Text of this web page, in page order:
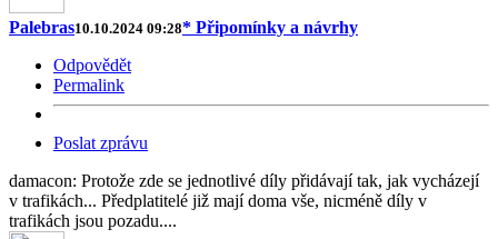
Palebras10.10.2024 09:28* Připomínky a návrhy
Odpovědět
Permalink
Poslat zprávu
damacon: Protože zde se jednotlivé díly přidávají tak, jak vycházejí
v trafikách... Předplatitelé již mají doma vše, nicméně díly v
trafikách jsou pozadu....